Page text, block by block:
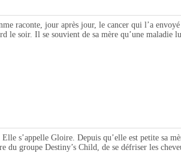
raconte, jour après jour, le cancer qui l’a
le soir. Il se souvient de sa mère qu’une maladie
s’appelle Gloire. Depuis qu’elle est petite sa
du groupe Destiny’s Child, de se défriser les